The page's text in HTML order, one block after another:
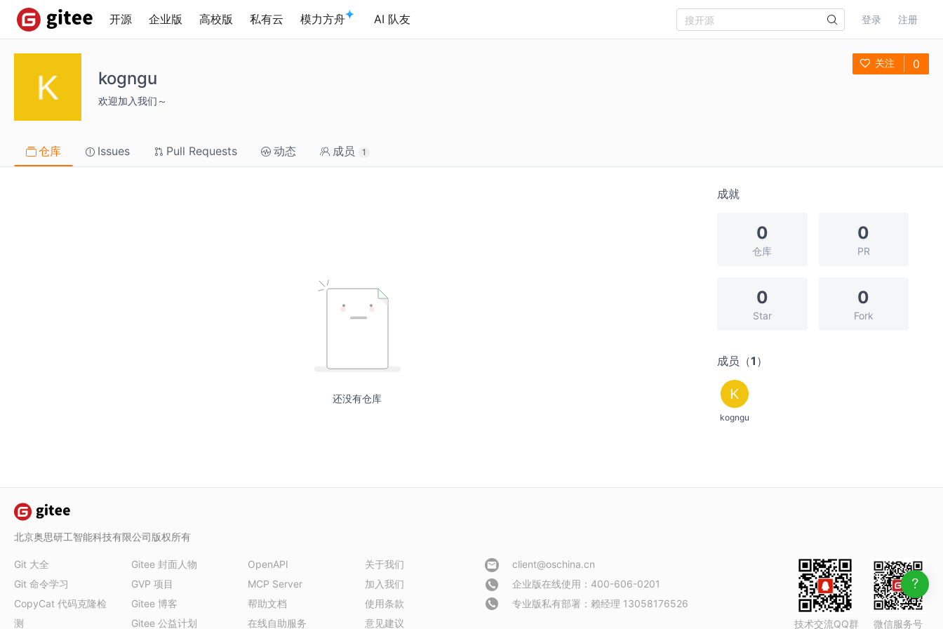
开源 企业版 高校版 私有云 模力方舟 AI 队友 登录 注册
kogngu
欢迎加入我们～
关注 0
仓库 Issues Pull Requests 动态 成员 1
还没有仓库
成就
0
仓库
0
PR
0
Star
0
Fork
成员（1）
kogngu
北京奥思研工智能科技有限公司版权所有
Git 大全
Git 命令学习
CopyCat 代码克隆检
测
Gitee 封面人物
GVP 项目
Gitee 博客
Gitee 公益计划
OpenAPI
MCP Server
帮助文档
在线自助服务
关于我们
加入我们
使用条款
意见建议
技术交流QQ群 微信服务号
client@oschina.cn
企业版在线使用：400-606-0201
专业版私有部署： 赖经理 13058176526